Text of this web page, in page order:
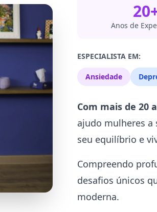
Anos de
ESPECIALISTA EM:
Ansiedade
Com mais de 20
ajudo mulheres a
seu equilíbrio e
Compreendo
desafios únicos
moderna.